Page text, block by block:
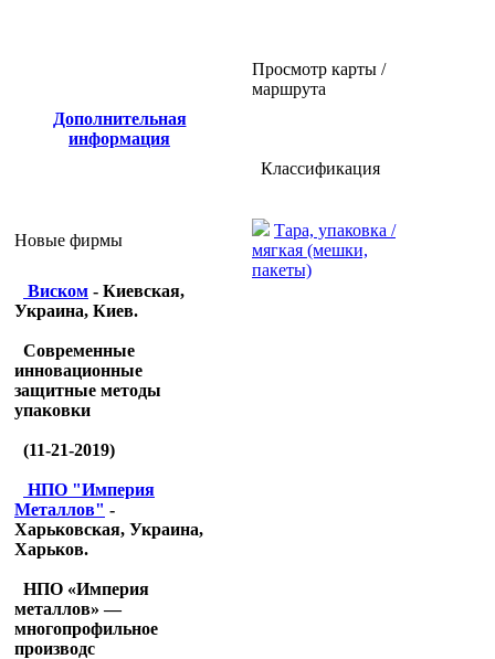
Дополнительная
информация
Новые фирмы
Виском - Киевская,
Украина, Киев.
Современные
инновационные
защитные методы
упаковки
(11-21-2019)
НПО "Империя
Металлов" -
Харьковская, Украина,
Харьков.
НПО «Империя
металлов» —
многопрофильное
производс
Просмотр карты /
маршрута
Классификация
Тара, упаковка /
мягкая (мешки,
пакеты)